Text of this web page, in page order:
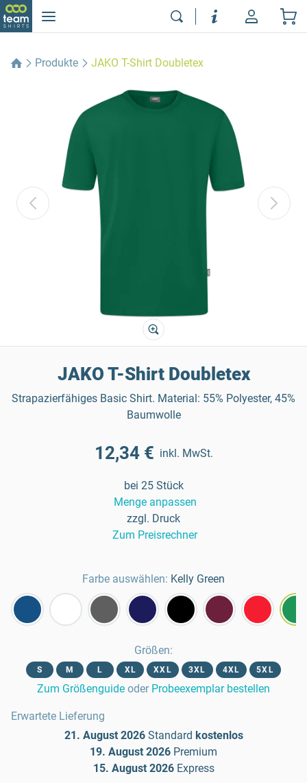
Produkte JAKO T-Shirt Doubletex
JAKO T-Shirt Doubletex
Strapazierfähiges Basic Shirt. Material: 55% Polyester, 45%
Baumwolle
12,34 € inkl. MwSt.
bei 25 Stück
Menge anpassen
zzgl. Druck
Zum Preisrechner
Farbe auswählen: Kelly Green
Größen:
S M L XL XXL 3XL 4XL 5XL
Zum Größenguide oder Probeexemplar bestellen
Erwartete Lieferung
21. August 2026 Standard kostenlos
19. August 2026 Premium
15. August 2026 Express